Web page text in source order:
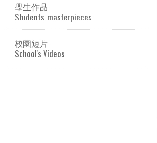
學生作品
Students’ masterpieces
校園短片
School's Videos